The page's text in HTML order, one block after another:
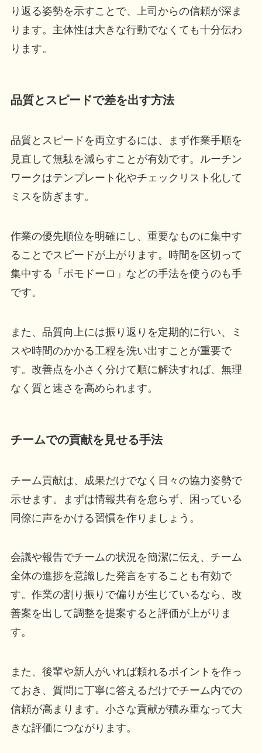
り返る姿勢を示すことで、上司からの信頼が深ま
ります。主体性は大きな行動でなくても十分伝わ
ります。
品質とスピードで差を出す方法
品質とスピードを両立するには、まず作業手順を
見直して無駄を減らすことが有効です。ルーチン
ワークはテンプレート化やチェックリスト化して
ミスを防ぎます。
作業の優先順位を明確にし、重要なものに集中す
ることでスピードが上がります。時間を区切って
集中する「ポモドーロ」などの手法を使うのも手
です。
また、品質向上には振り返りを定期的に行い、ミ
スや時間のかかる工程を洗い出すことが重要で
す。改善点を小さく分けて順に解決すれば、無理
なく質と速さを高められます。
チームでの貢献を見せる手法
チーム貢献は、成果だけでなく日々の協力姿勢で
示せます。まずは情報共有を怠らず、困っている
同僚に声をかける習慣を作りましょう。
会議や報告でチームの状況を簡潔に伝え、チーム
全体の進捗を意識した発言をすることも有効で
す。作業の割り振りで偏りが生じているなら、改
善案を出して調整を提案すると評価が上がりま
す。
また、後輩や新人がいれば頼れるポイントを作っ
ておき、質問に丁寧に答えるだけでチーム内での
信頼が高まります。小さな貢献が積み重なって大
きな評価につながります。